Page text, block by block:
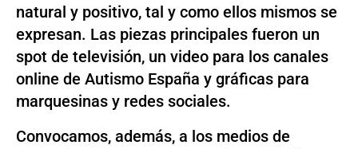
natural y positivo, tal y como ellos mismos se
expresan. Las piezas principales fueron un
spot de televisión, un video para los canales
online de Autismo España y gráficas para
marquesinas y redes sociales.
Convocamos, además, a los medios de